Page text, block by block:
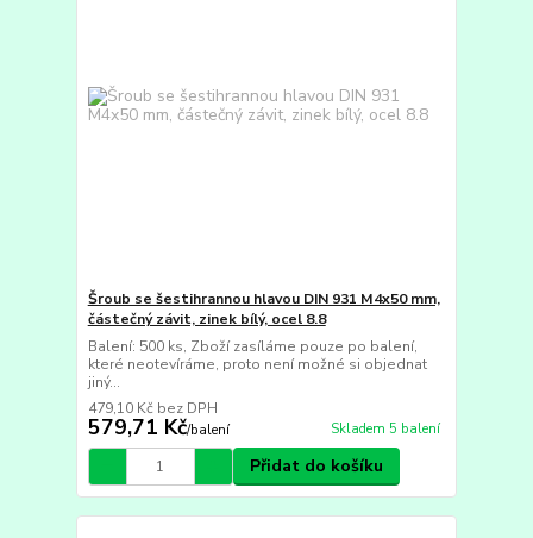
Šroub se šestihrannou hlavou DIN 931 M4x50 mm,
částečný závit, zinek bílý, ocel 8.8
Balení: 500 ks, Zboží zasíláme pouze po balení,
které neotevíráme, proto není možné si objednat
jiný...
579,71 Kč/balení
479,10 Kč bez DPH
Skladem 5 balení
Přidat do košíku